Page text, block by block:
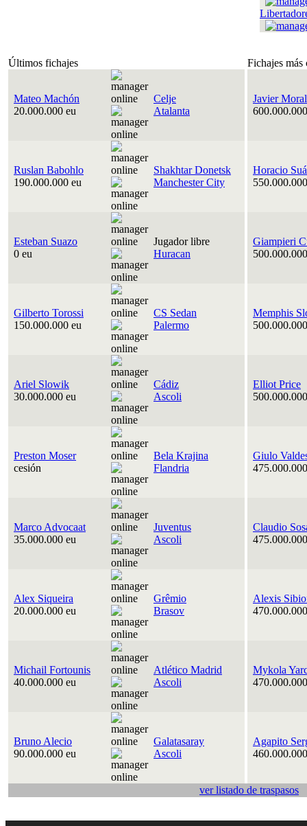
Últimos fichajes Fichajes más
Mateo Machón
20.000.000 eu
Celje
Atalanta
Javier
Ruslan Babohlo
190.000.000 eu
Shakhtar Donetsk
Manchester City
Horacio
Esteban Suazo
0 eu
Jugador libre
Huracan
Giampieri
Gilberto Torossi
150.000.000 eu
CS Sedan
Palermo
Memphis
Ariel Slowik
30.000.000 eu
Cádiz
Ascoli
Elliot Price
Preston Moser
cesión
Bela Krajina
Flandria
Giulo
Marco Advocaat
35.000.000 eu
Juventus
Ascoli
Claudio
Alex Siqueira
20.000.000 eu
Grêmio
Brasov
Alexis
Michail Fortounis
40.000.000 eu
Atlético Madrid
Ascoli
Mykola
Bruno Alecio
90.000.000 eu
Galatasaray
Ascoli
Agapito
ver listado de traspasos